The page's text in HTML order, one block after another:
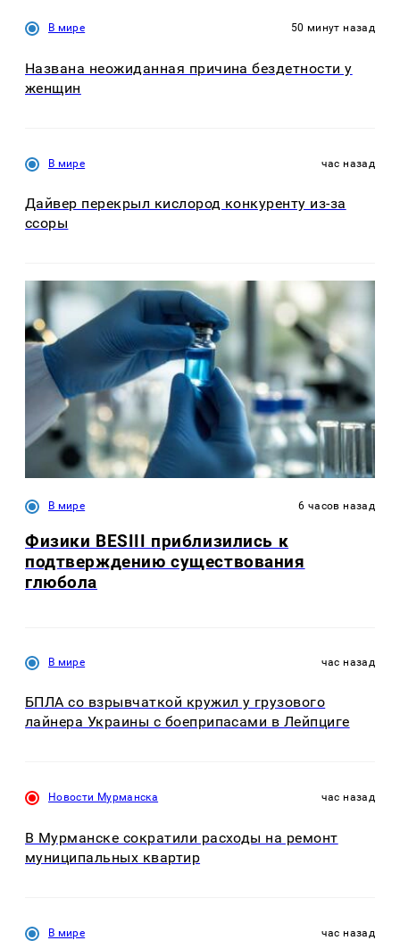
В мире 50 минут назад
Названа неожиданная причина бездетности у
женщин
В мире час назад
Дайвер перекрыл кислород конкуренту из-за
ссоры
В мире 6 часов назад
Физики BESIII приблизились к
подтверждению существования
глюбола
В мире час назад
БПЛА со взрывчаткой кружил у грузового
лайнера Украины с боеприпасами в Лейпциге
Новости Мурманска час назад
В Мурманске сократили расходы на ремонт
муниципальных квартир
В мире час назад